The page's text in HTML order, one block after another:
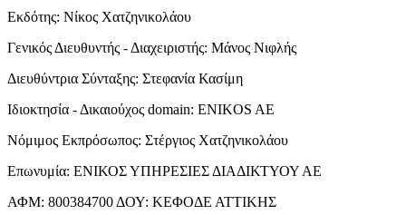
Εκδότης: Νίκος Χατζηνικολάου
Γενικός Διευθυντής - Διαχειριστής: Μάνος Νιφλής
Διευθύντρια Σύνταξης: Στεφανία Κασίμη
Ιδιοκτησία - Δικαιούχος domain: ENIKOS AE
Νόμιμος Εκπρόσωπος: Στέργιος Χατζηνικολάου
Επωνυμία: ΕΝΙΚΟΣ ΥΠΗΡΕΣΙΕΣ ΔΙΑΔΙΚΤΥΟΥ ΑΕ
ΑΦΜ: 800384700 ΔΟΥ: ΚΕΦΟΔΕ ΑΤΤΙΚΗΣ